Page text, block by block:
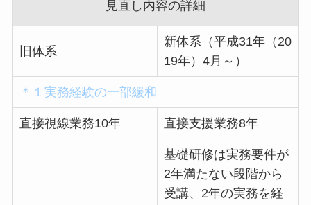
見直し内容の詳細
旧体系
新体系（平成31年（20
19年）4月～）
＊１実務経験の一部緩和
直接視線業務10年 直接支援業務8年
基礎研修は実務要件が
2年満たない段階から
受講、2年の実務を経